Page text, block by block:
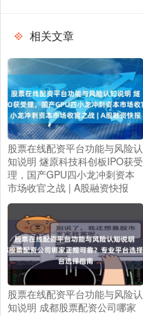
相关文章
股票在线配资平台功能与风险认
知说明 燧原科技科创板IPO获受
理，国产GPU四小龙冲刺资本
市场收官之战 | A股融资快报
股票在线配资平台功能与风险认
知说明 成都股票配资公司哪家